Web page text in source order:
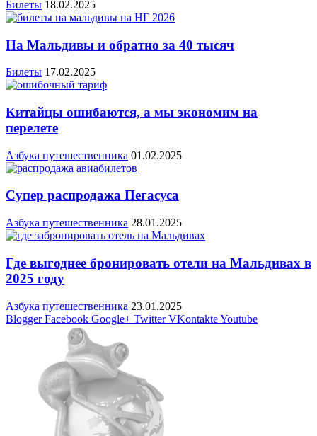
Билеты 18.02.2025
На Мальдивы и обратно за 40 тысяч
Билеты 17.02.2025
Китайцы ошибаются, а мы экономим на
перелете
Азбука путешественника 01.02.2025
Супер распродажа Пегасуса
Азбука путешественника 28.01.2025
Где выгоднее бронировать отели на Мальдивах в
2025 году
Азбука путешественника 23.01.2025
Blogger Facebook Google+ Twitter VKontakteYoutube